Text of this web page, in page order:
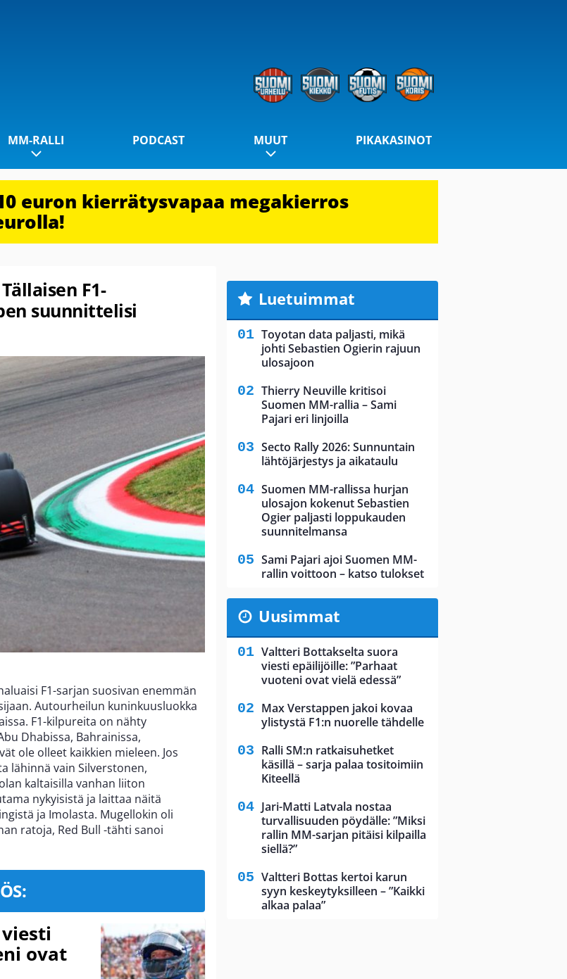
MM-RALLI PODCAST MUUT PIKAKASINOT
euron kierrätysvapaa megakierros
F1-
suunnittelisi
F1-sarjan suosivan enemmän
Autourheilun kuninkuusluokka
F1-kilpureita on nähty
Dhabissa, Bahrainissa,
ole olleet kaikkien mieleen. Jos
lähinnä vain Silverstonen,
kaltaisilla vanhan liiton
nykyisistä ja laittaa näitä
ja Imolasta. Mugellokin oli
ratoja, Red Bull -tähti sanoi
ovat
Luetuimmat
Toyotan data paljasti, mikä
johti Sebastien Ogierin rajuun
ulosajoon
Thierry Neuville kritisoi
Suomen MM-rallia – Sami
Pajari eri linjoilla
Secto Rally 2026: Sunnuntain
lähtöjärjestys ja aikataulu
Suomen MM-rallissa hurjan
ulosajon kokenut Sebastien
Ogier paljasti loppukauden
suunnitelmansa
Sami Pajari ajoi Suomen MM-
rallin voittoon – katso tulokset
Uusimmat
Valtteri Bottakselta suora
viesti epäilijöille: ”Parhaat
vuoteni ovat vielä edessä”
Max Verstappen jakoi kovaa
ylistystä F1:n nuorelle tähdelle
Ralli SM:n ratkaisuhetket
käsillä – sarja palaa tositoimiin
Kiteellä
Jari-Matti Latvala nostaa
turvallisuuden pöydälle: ”Miksi
rallin MM-sarjan pitäisi kilpailla
siellä?”
Valtteri Bottas kertoi karun
syyn keskeytyksilleen – ”Kaikki
alkaa palaa”